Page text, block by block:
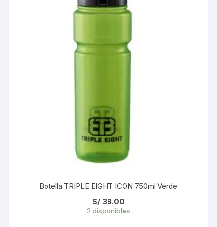
Botella TRIPLE EIGHT ICON 750ml Verde
S/38.00
2 disponibles